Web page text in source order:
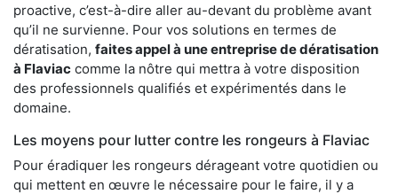
proactive, c’est-à-dire aller au-devant du problème avant
qu’il ne survienne. Pour vos solutions en termes de
dératisation, faites appel à une entreprise de dératisation
à Flaviac comme la nôtre qui mettra à votre disposition
des professionnels qualifiés et expérimentés dans le
domaine.
Les moyens pour lutter contre les rongeurs à Flaviac
Pour éradiquer les rongeurs dérageant votre quotidien ou
qui mettent en œuvre le nécessaire pour le faire, il y a